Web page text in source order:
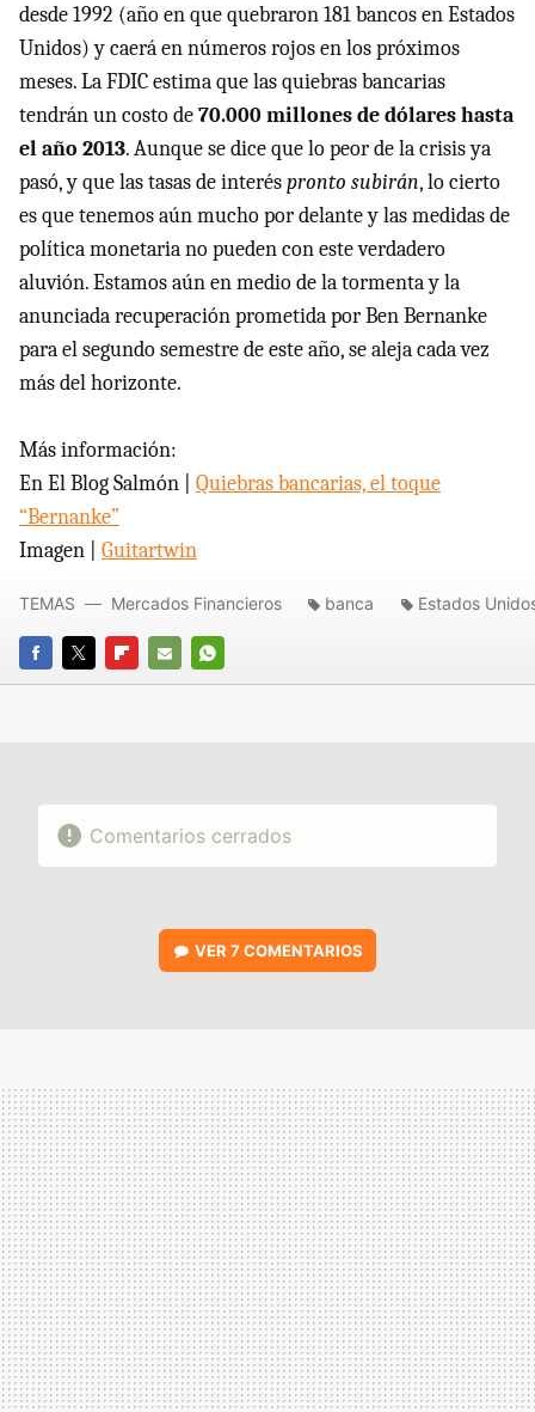
desde 1992 (año en que quebraron 181 bancos en Estados
Unidos) y caerá en números rojos en los próximos
meses. LaFDICestima que las quiebras bancarias
tendrán un costo de70.000 millones de dólares hasta
el año 2013. Aunque se dice que lo peor de la crisis ya
pasó, y que las tasas de interéspronto subirán, lo cierto
es que tenemos aún mucho por delante y las medidas de
política monetaria no pueden con este verdadero
aluvión. Estamos aún en medio de la tormenta y la
anunciada recuperación prometida por Ben Bernanke
para el segundo semestre de este año, se aleja cada vez
más del horizonte.
Más información:
En El Blog Salmón | Quiebras bancarias, el toque
“Bernanke”
Imagen | Guitartwin
FACEBOOK
TWITTERFLIPBOARD
E-
WHATSAPP
TEMAS Mercados Financieros banca Estados
Comentarios cerrados
VER7 COMENTARIOS